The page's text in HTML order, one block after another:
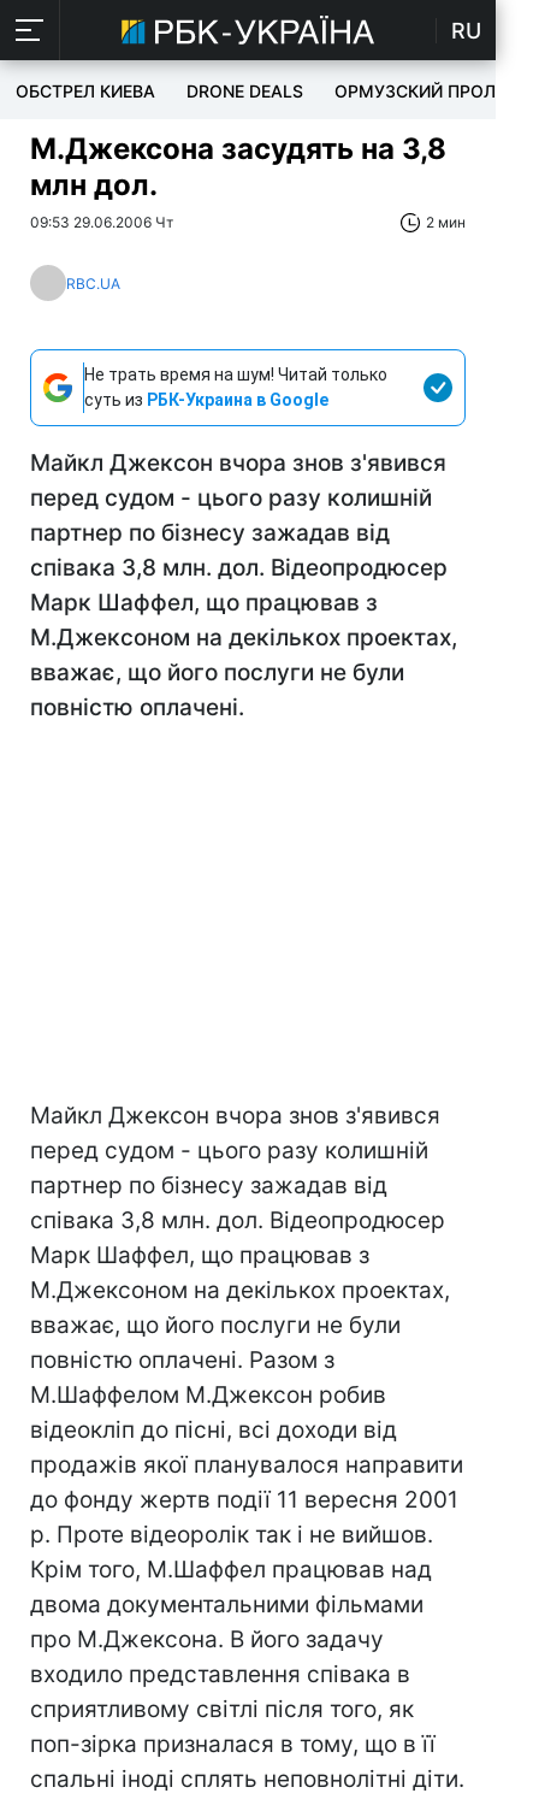
RU
ОБСТРЕЛ КИЕВА DRONE DEALS ОРМУЗСКИЙ ПРОЛИВ
М.Джексона засудять на 3,8
млн дол.
09:53 29.06.2006 Чт 2 мин
RBC.UA
Не трать время на шум! Читай только
суть из РБК-Украина в Google
Майкл Джексон вчора знов з'явився
перед судом - цього разу колишній
партнер по бізнесу зажадав від
співака 3,8 млн. дол. Відеопродюсер
Марк Шаффел, що працював з
М.Джексоном на декількох проектах,
вважає, що його послуги не були
повністю оплачені.
Майкл Джексон вчора знов з'явився
перед судом - цього разу колишній
партнер по бізнесу зажадав від
співака 3,8 млн. дол. Відеопродюсер
Марк Шаффел, що працював з
М.Джексоном на декількох проектах,
вважає, що його послуги не були
повністю оплачені. Разом з
М.Шаффелом М.Джексон робив
відеокліп до пісні, всі доходи від
продажів якої планувалося направити
до фонду жертв події 11 вересня 2001
р. Проте відеоролік так і не вийшов.
Крім того, М.Шаффел працював над
двома документальними фільмами
про М.Джексона. В його задачу
входило представлення співака в
сприятливому світлі після того, як
поп-зірка призналася в тому, що в її
спальні іноді сплять неповнолітні діти.